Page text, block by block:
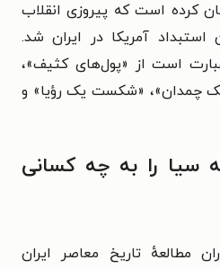
کرده است که پیروزی انقلاب
استبداد آمریکا در ایران شد.
است از «پول‌های کثیف»،
یک چمدان»، «شکست یک رؤیا» و
سیا را به چه کسانی
مطالعهٔ تاریخ معاصر ایران